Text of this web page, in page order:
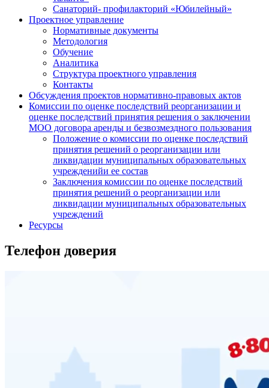
Санаторий- профилакторий «Юбилейный»
Проектное управление
Нормативные документы
Методология
Обучение
Аналитика
Структура проектного управления
Контакты
Обсуждения проектов нормативно-правовых актов
Комиссии по оценке последствий реорганизации и
оценке последствий принятия решения о заключении
МОО договора аренды и безвозмездного пользования
Положение о комиссии по оценке последствий
принятия решений о реорганизации или
ликвидации муниципальных образовательных
учрежденийи ее состав
Заключения комиссии по оценке последствий
принятия решений о реорганизации или
ликвидации муниципальных образовательных
учреждений
Ресурсы
Телефон доверия